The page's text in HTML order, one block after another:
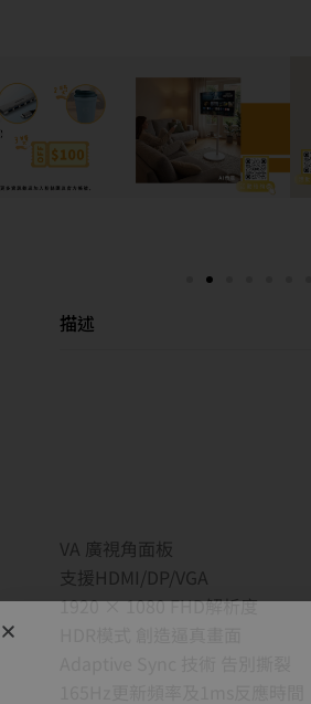
描述
VA 廣視角面板
支援HDMI/DP/VGA
1920 × 1080 FHD解析度